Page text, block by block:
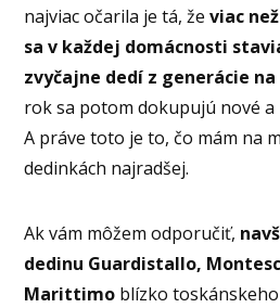
najviac očarila je tá, ževiac
sa v každej domácnosti
zvyčajne dedí z generácie
rok sa potom dokupujú nové a
A práve toto je to, čo mám na
dedinkách najradšej.
Ak vám môžem odporučiť,
dedinu Guardistallo,
Marittimo blízko